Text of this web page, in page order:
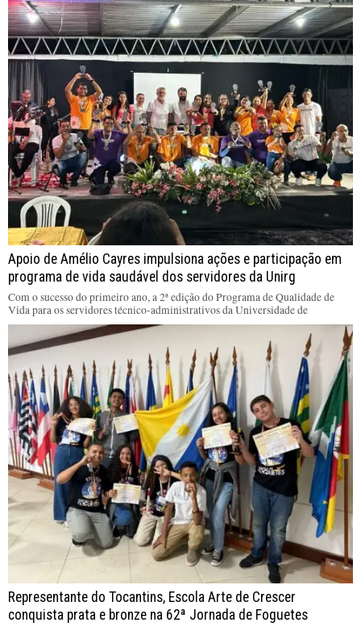
Apoio de Amélio Cayres impulsiona ações e participação em
programa de vida saudável dos servidores da Unirg
Com o sucesso do primeiro ano, a 2ª edição do Programa de Qualidade de
Vida para os servidores técnico-administrativos da Universidade de
Representante do Tocantins, Escola Arte de Crescer
conquista prata e bronze na 62ª Jornada de Foguetes